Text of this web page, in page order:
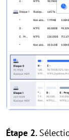
Étape 2.